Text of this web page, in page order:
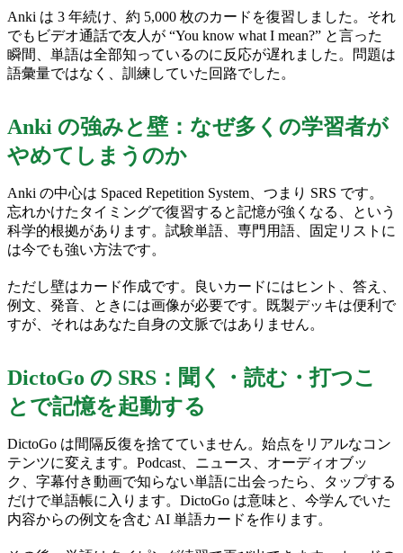
Anki は 3 年続け、約 5,000 枚のカードを復習しました。それ
でもビデオ通話で友人が “You know what I mean?” と言った
瞬間、単語は全部知っているのに反応が遅れました。問題は
語彙量ではなく、訓練していた回路でした。
Anki の強みと壁：なぜ多くの学習者が
やめてしまうのか
Anki の中心は Spaced Repetition System、つまり SRS です。
忘れかけたタイミングで復習すると記憶が強くなる、という
科学的根拠があります。試験単語、専門用語、固定リストに
は今でも強い方法です。
ただし壁はカード作成です。良いカードにはヒント、答え、
例文、発音、ときには画像が必要です。既製デッキは便利で
すが、それはあなた自身の文脈ではありません。
DictoGo の SRS：聞く・読む・打つこ
とで記憶を起動する
DictoGo は間隔反復を捨てていません。始点をリアルなコン
テンツに変えます。Podcast、ニュース、オーディオブッ
ク、字幕付き動画で知らない単語に出会ったら、タップする
だけで単語帳に入ります。DictoGo は意味と、今学んでいた
内容からの例文を含む AI 単語カードを作ります。